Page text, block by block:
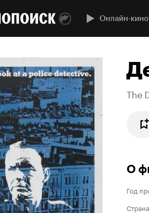
Онлайн-
The
О
Год
Страна